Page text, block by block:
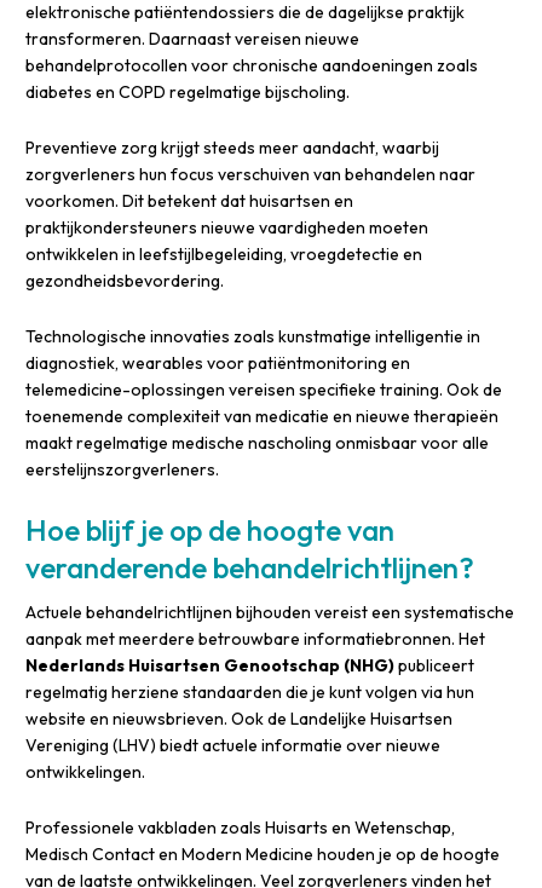
elektronische patiëntendossiers die de dagelijkse praktijk
transformeren. Daarnaast vereisen nieuwe
behandelprotocollen voor chronische aandoeningen zoals
diabetes en COPD regelmatige bijscholing.
Preventieve zorg krijgt steeds meer aandacht, waarbij
zorgverleners hun focus verschuiven van behandelen naar
voorkomen. Dit betekent dat huisartsen en
praktijkondersteuners nieuwe vaardigheden moeten
ontwikkelen in leefstijlbegeleiding, vroegdetectie en
gezondheidsbevordering.
Technologische innovaties zoals kunstmatige intelligentie in
diagnostiek, wearables voor patiëntmonitoring en
telemedicine-oplossingen vereisen specifieke training. Ook de
toenemende complexiteit van medicatie en nieuwe therapieën
maakt regelmatige medische nascholing onmisbaar voor alle
eerstelijnszorgverleners.
Hoe blijf je op de hoogte van
veranderende behandelrichtlijnen?
Actuele behandelrichtlijnen bijhouden vereist een systematische
aanpak met meerdere betrouwbare informatiebronnen. Het
Nederlands Huisartsen Genootschap (NHG)publiceert
regelmatig herziene standaarden die je kunt volgen via hun
website en nieuwsbrieven. Ook de Landelijke Huisartsen
Vereniging (LHV) biedt actuele informatie over nieuwe
ontwikkelingen.
Professionele vakbladen zoals Huisarts en Wetenschap,
Medisch Contact en Modern Medicine houden je op de hoogte
van de laatste ontwikkelingen. Veel zorgverleners vinden het